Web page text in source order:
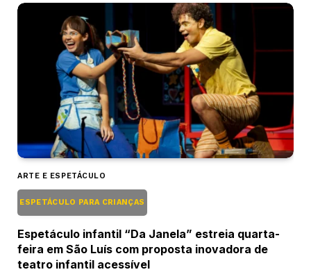
ARTE E ESPETÁCULO
ESPETÁCULO PARA CRIANÇAS
Espetáculo infantil “Da Janela” estreia quarta-
feira em São Luís com proposta inovadora de
teatro infantil acessível